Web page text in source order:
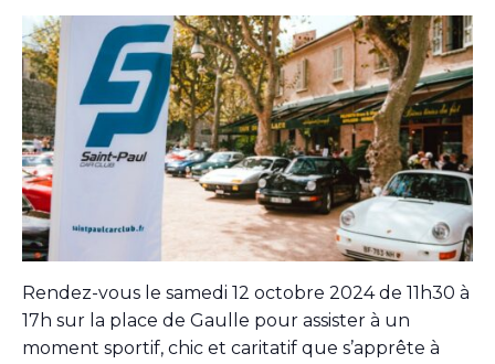
Rendez-vous le samedi 12 octobre 2024 de 11h30 à
17h sur la place de Gaulle pour assister à un
moment sportif, chic et caritatif que s’apprête à